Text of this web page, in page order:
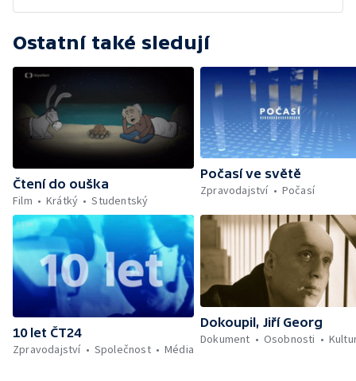
Ostatní také sledují
Čtení do ouška
Film
Krátký Studentský
Počasí ve světě
Zpravodajství
Počasí
10 let ČT24
Zpravodajství
Společnost Média
Dokoupil, Jiří Georg
Dokument
Osobnosti